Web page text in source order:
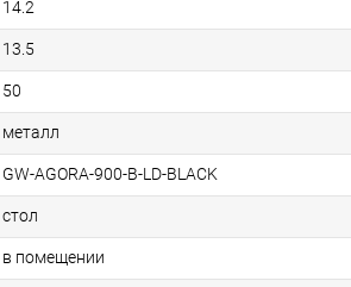
14.2
13.5
50
металл
GW-AGORA-900-B-LD-BLACK
стол
в помещении